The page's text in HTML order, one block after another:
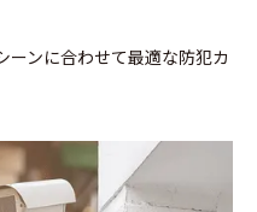
ーンに合わせて最適な防犯カ